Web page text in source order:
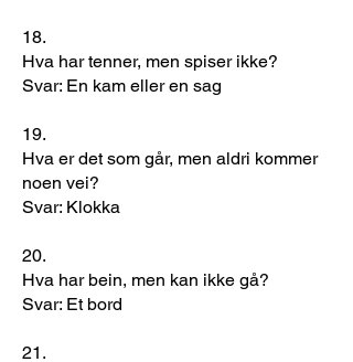
18.
Hva har tenner, men spiser ikke?
Svar: En kam eller en sag
19.
Hva er det som går, men aldri kommer
noen vei?
Svar: Klokka
20.
Hva har bein, men kan ikke gå?
Svar: Et bord
21.